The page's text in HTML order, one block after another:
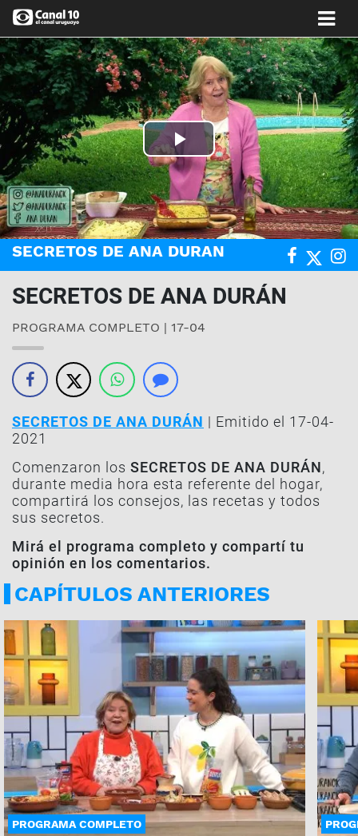
Play
Video
SECRETOS DE ANA DURAN
SECRETOS DE ANA DURÁN
PROGRAMA COMPLETO | 17-04
SECRETOS DE ANA DURÁN | Emitido el 17-04-
2021
Comenzaron los SECRETOS DE ANA DURÁN,
durante media hora esta referente del hogar,
compartirá los consejos, las recetas y todos
sus secretos.
Mirá el programa completo y compartí tu
opinión en los comentarios.
CAPÍTULOS ANTERIORES
PROGRAMA COMPLETO